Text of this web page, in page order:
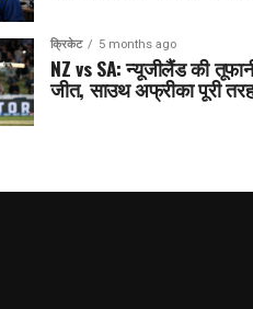
क्रिकेट 5 months ago
NZ vs SA: न्यूजीलैंड की
जीत, साउथ अफ्रीका पूरी